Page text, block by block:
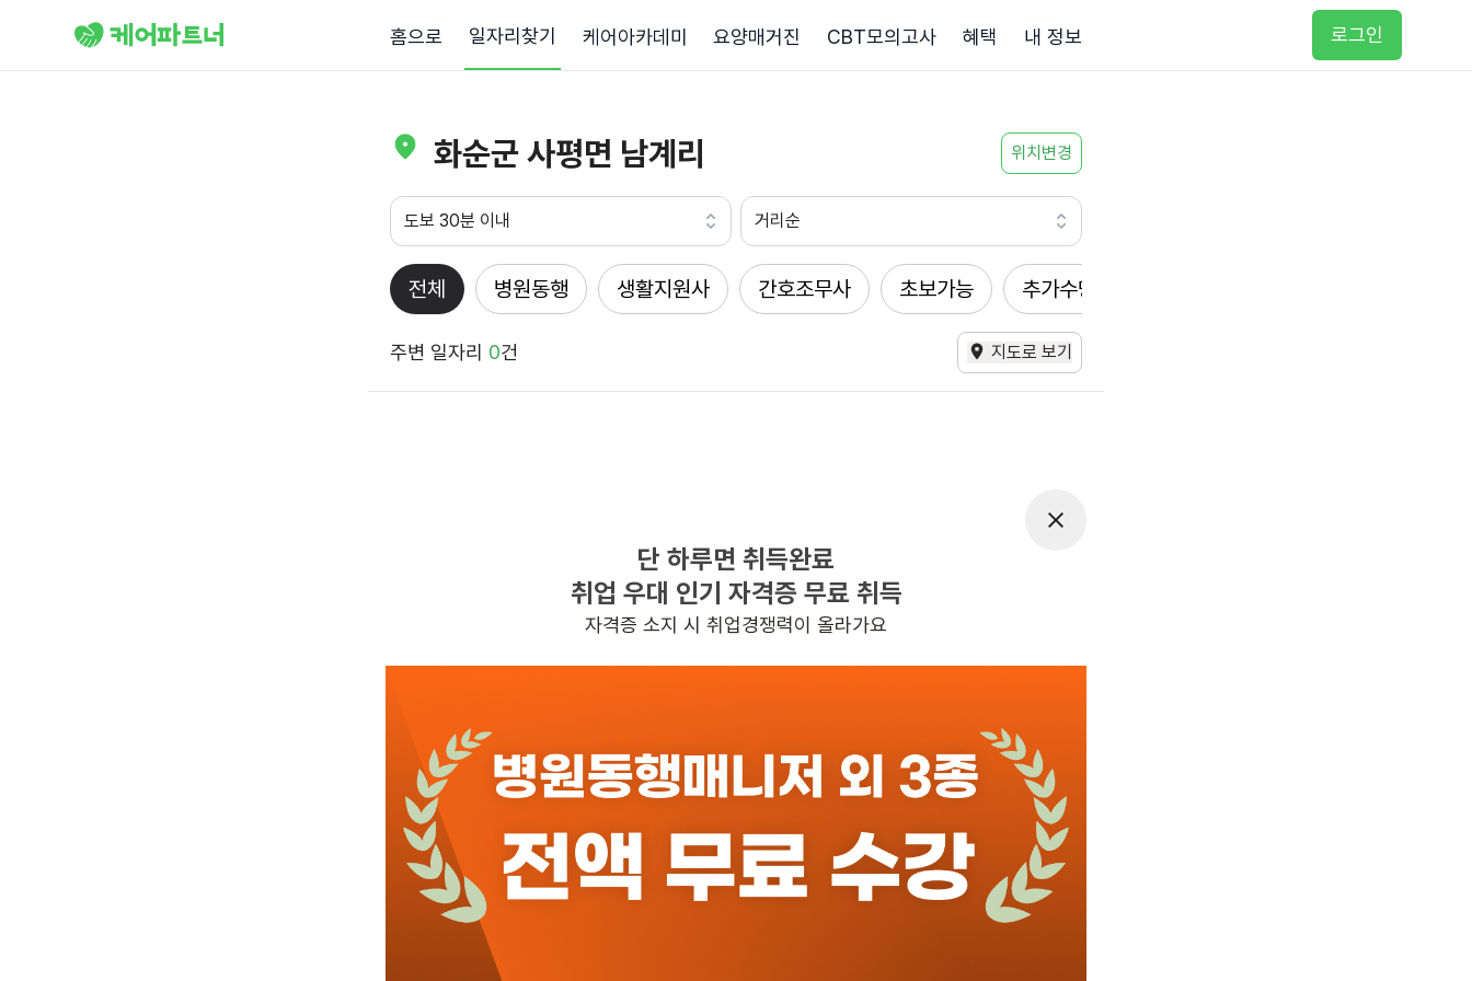
홈으로 일자리찾기 케어아카데미 요양매거진 CBT모의고사 혜택 내 정보 로그인
화순군 사평면 남계리 위치변경
도보 30분 이내 거리순
전체 병원동행 생활지원사 간호조무사 초보가능 추가수당
주변 일자리 0건 지도로 보기
찾으시는 조건의 일자리가 없습니다
더욱더 노력하는 케어파트너가 되겠습니다.
단 하루면 취득완료
취업 우대 인기 자격증 무료 취득
자격증 소지 시 취업경쟁력이 올라가요